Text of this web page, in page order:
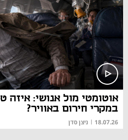
אוטומטי מול אנושי: איזה
במקרי חירום באוויר?
18.07.26
| ניצן סדן